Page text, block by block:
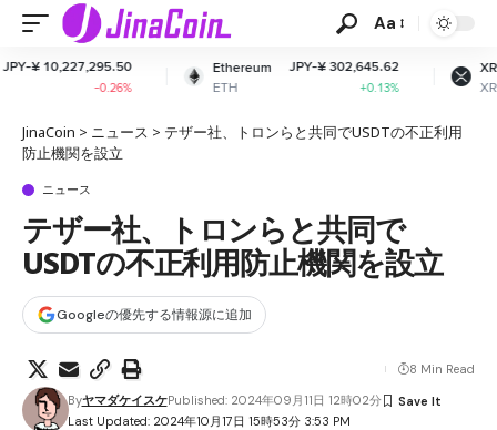
Aa
Ethereum
ETH
JPY-¥ 302,645.62
XRP
XRP
JPY-¥ 164.20
+0.6%
JinaCoin > ニュース > テザー社、トロンらと共同でUSDTの不正利用
防止機関を設立
ニュース
テザー社、トロンらと共同で
USDTの不正利用防止機関を設立
Googleの優先する情報源に追加
Last Updated: 2024年10月17日 15時53分 3:53 PM
ByヤマダケイスケPublished: 2024年09月11日 12時02分
8 Min Read